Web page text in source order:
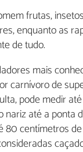
frutas,
enquanto as
de tudo.
mais
carnívoro de
pode medir
até a ponta
80 centímetros